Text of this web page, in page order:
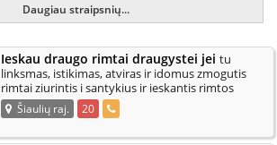
Daugiau straipsnių...
Ieskau draugo rimtai draugystei jei tu
linksmas, istikimas, atviras ir idomus zmogutis
rimtai ziurintis i santykius ir ieskantis rimtos
drauges rastelk pabendra
Šiaulių raj. 20